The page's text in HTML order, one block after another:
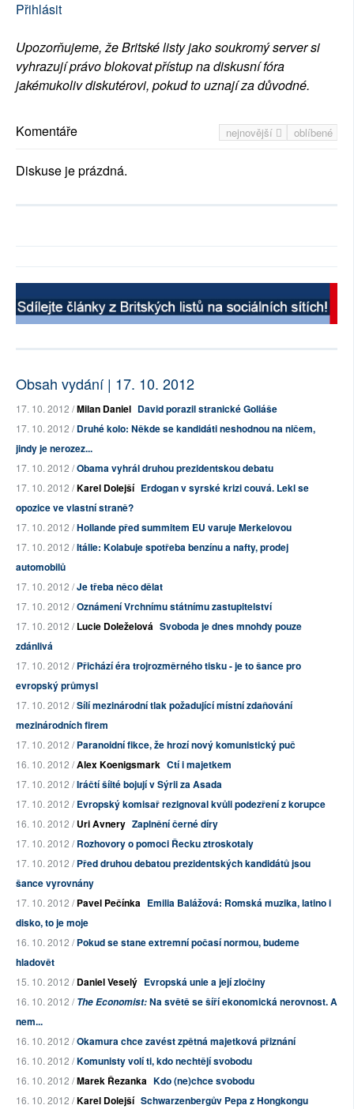
Přihlásit
Upozorňujeme, že Britské listy jako soukromý server si
vyhrazují právo blokovat přístup na diskusní fóra
jakémukoliv diskutérovi, pokud to uznají za důvodné.
nejnovější oblíbené
Komentáře
Diskuse je prázdná.
Obsah vydání | 17. 10. 2012
17. 10. 2012 /Milan Daniel David porazil stranické Goliáše
17. 10. 2012 /Druhé kolo: Někde se kandidáti neshodnou na ničem,
jindy je nerozez...
17. 10. 2012 /Obama vyhrál druhou prezidentskou debatu
17. 10. 2012 /Karel Dolejší Erdogan v syrské krizi couvá. Lekl se
opozice ve vlastní straně?
17. 10. 2012 /Hollande před summitem EU varuje Merkelovou
17. 10. 2012 /Itálie: Kolabuje spotřeba benzínu a nafty, prodej
automobilů
17. 10. 2012 /Je třeba něco dělat
17. 10. 2012 /Oznámení Vrchnímu státnímu zastupitelství
17. 10. 2012 /Lucie Doleželová Svoboda je dnes mnohdy pouze
zdánlivá
17. 10. 2012 /Přichází éra trojrozměrného tisku - je to šance pro
evropský průmysl
17. 10. 2012 /Sílí mezinárodní tlak požadující místní zdaňování
mezinárodních firem
17. 10. 2012 /Paranoidní fikce, že hrozí nový komunistický puč
16. 10. 2012 /Alex Koenigsmark Ctí i majetkem
17. 10. 2012 /Iráčtí šíité bojují v Sýrii za Asada
17. 10. 2012 /Evropský komisař rezignoval kvůli podezření z korupce
16. 10. 2012 /Uri Avnery Zaplnění černé díry
17. 10. 2012 /Rozhovory o pomoci Řecku ztroskotaly
17. 10. 2012 /Před druhou debatou prezidentských kandidátů jsou
šance vyrovnány
17. 10. 2012 /Pavel Pečínka Emilia Balážová: Romská muzika, latino i
disko, to je moje
16. 10. 2012 /Pokud se stane extremní počasí normou, budeme
hladovět
15. 10. 2012 /Daniel Veselý Evropská unie a její zločiny
16. 10. 2012 /The Economist:Na světě se šíří ekonomická nerovnost. A
nem...
16. 10. 2012 /Okamura chce zavést zpětná majetková přiznání
16. 10. 2012 /Komunisty volí ti, kdo nechtějí svobodu
16. 10. 2012 /Marek Řezanka Kdo (ne)chce svobodu
16. 10. 2012 /Karel Dolejší Schwarzenbergův Pepa z Hongkongu